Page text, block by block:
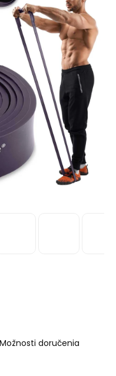
Možnosti doručenia